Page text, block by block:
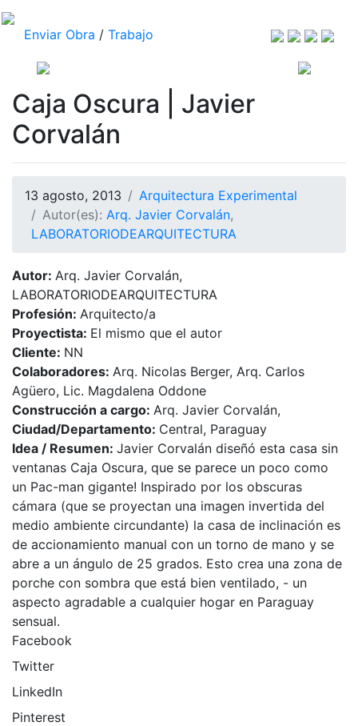
Enviar Obra / Trabajo
Caja Oscura | Javier
Corvalán
13 agosto, 2013
Arquitectura Experimental
Autor(es): Arq. Javier Corvalán,
LABORATORIODEARQUITECTURA
Autor: Arq. Javier Corvalán,
LABORATORIODEARQUITECTURA
Profesión: Arquitecto/a
Proyectista: El mismo que el autor
Cliente: NN
Colaboradores: Arq. Nicolas Berger, Arq. Carlos
Agüero, Lic. Magdalena Oddone
Construcción a cargo: Arq. Javier Corvalán,
Ciudad/Departamento: Central, Paraguay
Idea / Resumen: Javier Corvalán diseñó esta casa sin
ventanas Caja Oscura, que se parece un poco como
un Pac-man gigante! Inspirado por los obscuras
cámara (que se proyectan una imagen invertida del
medio ambiente circundante) la casa de inclinación es
de accionamiento manual con un torno de mano y se
abre a un ángulo de 25 grados. Esto crea una zona de
porche con sombra que está bien ventilado, - un
aspecto agradable a cualquier hogar en Paraguay
sensual.
Facebook
Twitter
LinkedIn
Pinterest